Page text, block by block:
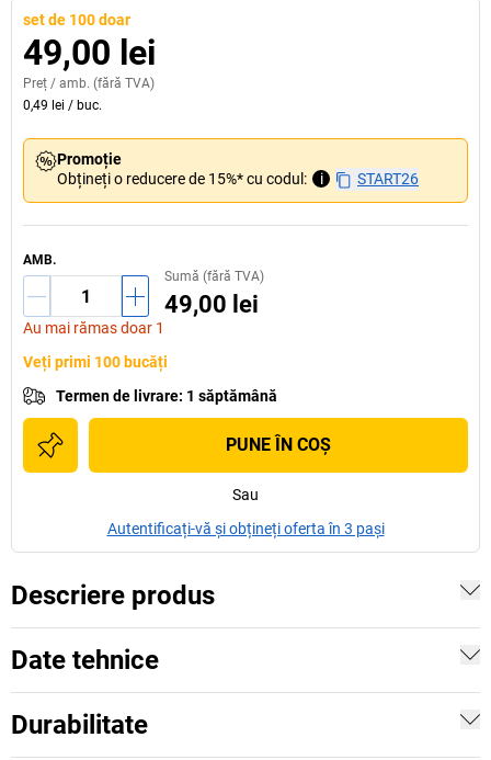
set de 100 doar
49,00 lei
Preț / amb. (fără TVA)
0,49 lei / buc.
Promoție
Obțineți o reducere de 15%* cu codul:
i START26
AMB.
Au mai rămas doar 1
Sumă (fără TVA)
49,00 lei
Veți primi 100 bucăți
Termen de livrare: 1 săptămână
PUNE ÎN COŞ
Sau
Autentificați-vă și obțineți oferta în 3 pași
Descriere produs
Date tehnice
Durabilitate